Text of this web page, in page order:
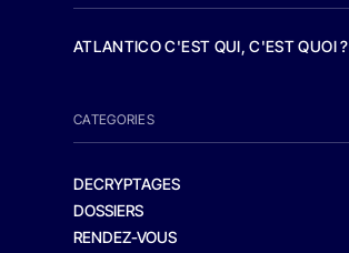
ATLANTICO C'EST QUI, C'EST QUOI ?
CATEGORIES
DECRYPTAGES
DOSSIERS
RENDEZ-VOUS